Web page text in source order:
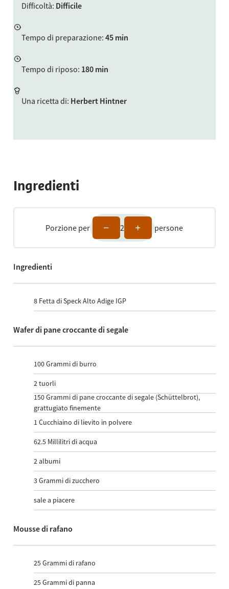
Difficoltà: Difficile
Tempo di preparazione: 45 min
Tempo di riposo: 180 min
Una ricetta di: Herbert Hintner
Ingredienti
Porzione per 2 persone
Ingredienti
8 Fetta di Speck Alto Adige IGP
Wafer di pane croccante di segale
100Grammi di burro
2tuorli
150Grammi di pane croccante di segale (Schüttelbrot),
grattugiato finemente
1Cucchiaino di lievito in polvere
62.5 Millilitri di acqua
2albumi
3Grammi di zucchero
sale a piacere
Mousse di rafano
25Grammi di rafano
25Grammi di panna